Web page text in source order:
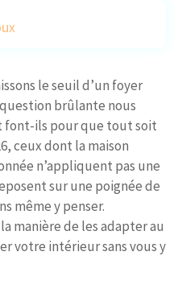
le seuil d’un foyer
brûlante nous
font-ils pour que tout soit
ceux dont la maison
n’appliquent pas une
sur une poignée de
même y penser.
manière de les adapter au
votre intérieur sans vous y